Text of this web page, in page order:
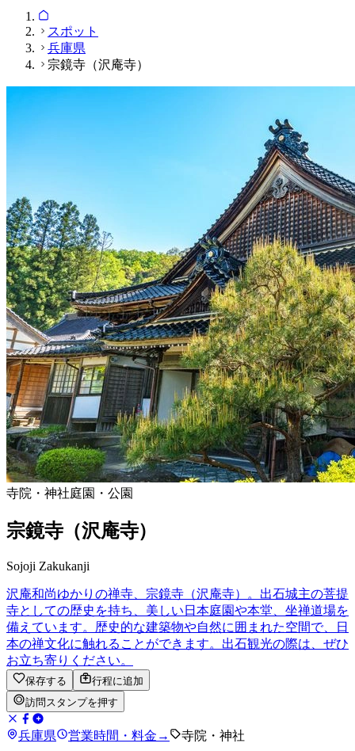
スポット
兵庫県
宗鏡寺（沢庵寺）
寺院・神社庭園・公園
宗鏡寺（沢庵寺）
Sojoji Zakukanji
沢庵和尚ゆかりの禅寺、宗鏡寺（沢庵寺）。出石城主の菩提
寺としての歴史を持ち、美しい日本庭園や本堂、坐禅道場を
備えています。歴史的な建築物や自然に囲まれた空間で、日
本の禅文化に触れることができます。出石観光の際は、ぜひ
お立ち寄りください。
保存する
行程に追加
訪問スタンプを押す
兵庫県 営業時間・料金 → 寺院・神社